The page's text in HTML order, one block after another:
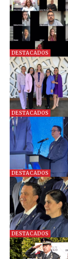
DESTACADOS
DESTACADOS
DESTACADOS
DESTACADOS